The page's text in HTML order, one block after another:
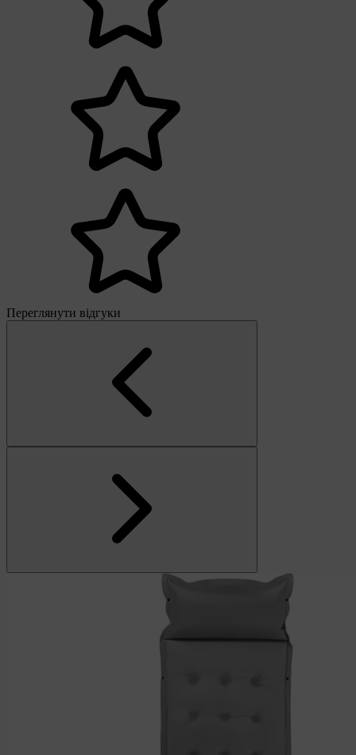
Переглянути відгуки